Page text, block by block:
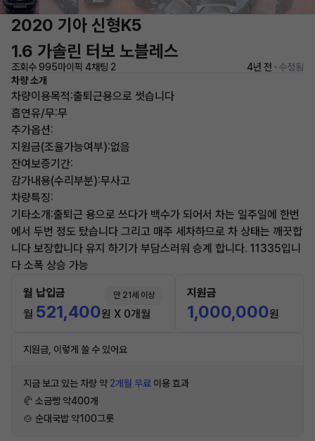
2020 기아 신형K5
1.6 가솔린 터보 노블레스
조회수 995마이픽 4채팅 2 4년 전 · 수정됨
차량 소개
차량이용목적:출퇴근용으로 썻습니다
흡연유/무:무
추가옵션:
지원금(조율가능여부):없음
잔여보증기간:
감가내용(수리부분):무사고
차량특징:
기타소개:출퇴근 용으로 쓰다가 백수가 되어서 차는 일주일에 한번
에서 두번 정도 탔습니다 그리고 매주 세차하므로 차 상태는 깨끗합
니다 보장합니다 유지 하기가 부담스러워 승계 합니다. 11335입니
다 소폭 상승 가능
월 납입금 만 21세 이상
월 521,400원 X 0개월
지원금
1,000,000원
지원금, 이렇게 쓸 수 있어요
지금 보고 있는 차량 약 2개월 무료 이용 효과
🥐 소금빵 약400개
🍲 순대국밥 약100그릇